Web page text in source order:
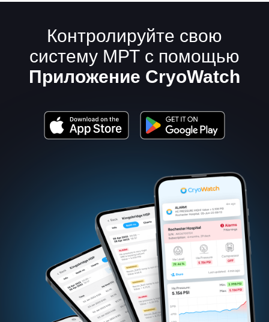
Контролируйте свою
систему МРТ с помощью
Приложение CryoWatch